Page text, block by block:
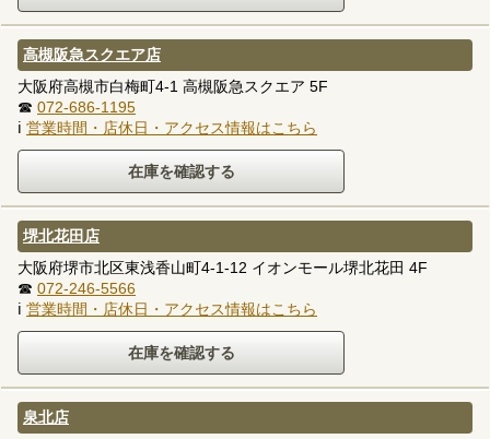
高槻阪急スクエア店
大阪府高槻市白梅町4-1 高槻阪急スクエア 5F
☎ 072-686-1195
ℹ 営業時間・店休日・アクセス情報はこちら
堺北花田店
大阪府堺市北区東浅香山町4-1-12 イオンモール堺北花田 4F
☎ 072-246-5566
ℹ 営業時間・店休日・アクセス情報はこちら
泉北店